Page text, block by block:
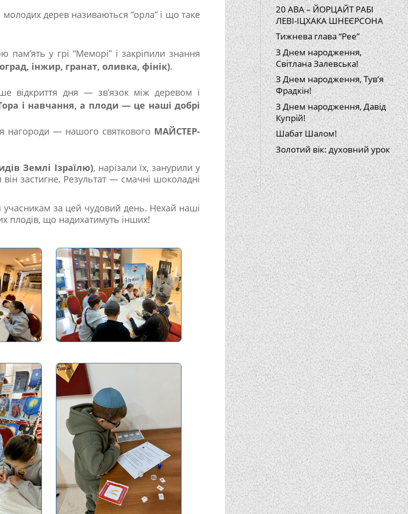
дерев називаються “орла” і що таке
пам’ять у грі “Меморі” і закріпили знання
інжир, гранат, оливка, фінік).
відкриття дня — зв’язок між деревом і
і навчання, а плоди — це наші добрі
нагороди — нашого святкового МАЙСТЕР-
Землі Ізраїлю), нарізали їх, занурили у
застигне. Результат — смачні шоколадні
учасникам за цей чудовий день. Нехай наші
плодів, що надихатимуть інших!
20 АВА – ЙОРЦАЙТ РАБІ
ЛЕВІ-ІЦХАКА ШНЕЄРСОНА
Тижнева глава “Рее”
З Днем народження,
Світлана Залевська!
З Днем народження, Тув’я
Фрадкін!
З Днем народження, Давід
Купрій!
Шабат Шалом!
Золотий вік: духовний урок